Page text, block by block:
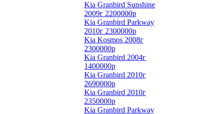
Kia Granbird Sunshine
2009г 2200000р
Kia Granbird Parkway
2010г 2300000р
Kia Kosmos 2008г
2300000р
Kia Granbird 2004г
1400000р
Kia Granbird 2010г
2690000р
Kia Granbird 2010г
2350000р
Kia Granbird Parkway